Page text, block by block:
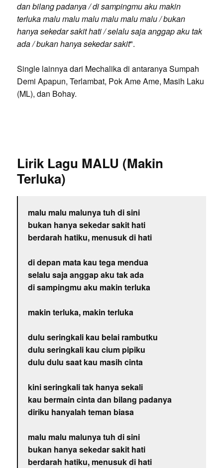
dan bilang padanya / di sampingmu aku makin
terluka malu malu malu malu malu malu / bukan
hanya sekedar sakit hati / selalu saja anggap aku tak
ada / bukan hanya sekedar sakit".
Single lainnya dari Mechalika di antaranya Sumpah
Demi Apapun, Terlambat, Pok Ame Ame, Masih Laku
(ML), dan Bohay.
Lirik Lagu MALU (Makin
Terluka)
malu malu malunya tuh di sini
bukan hanya sekedar sakit hati
berdarah hatiku, menusuk di hati
di depan mata kau tega mendua
selalu saja anggap aku tak ada
di sampingmu aku makin terluka
makin terluka, makin terluka
dulu seringkali kau belai rambutku
dulu seringkali kau cium pipiku
dulu dulu saat kau masih cinta
kini seringkali tak hanya sekali
kau bermain cinta dan bilang padanya
diriku hanyalah teman biasa
malu malu malunya tuh di sini
bukan hanya sekedar sakit hati
berdarah hatiku, menusuk di hati